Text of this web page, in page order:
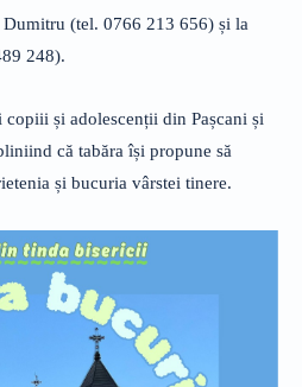
(tel. 0766 213 656) și la
248).
și adolescenții din Pașcani și
că tabăra își propune să
și bucuria vârstei tinere.